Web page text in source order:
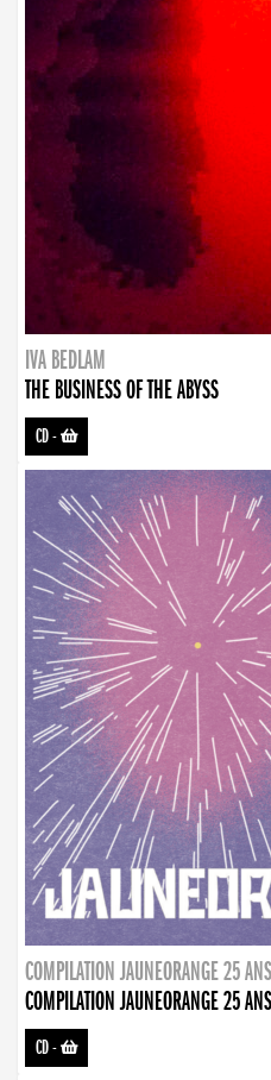
IVA BEDLAM
THE BUSINESS OF THE ABYSS
CD-
COMPILATION JAUNEORANGE 25 ANS
COMPILATION JAUNEORANGE 25 ANS
CD-